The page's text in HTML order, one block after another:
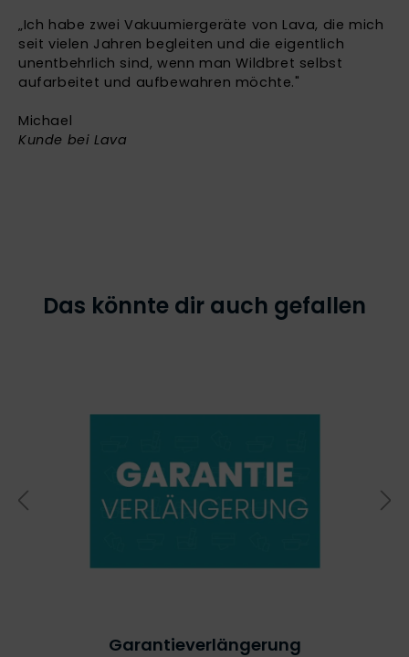
„Ich habe zwei Vakuumiergeräte von Lava, die mich
seit vielen Jahren begleiten und die eigentlich
unentbehrlich sind, wenn man Wildbret selbst
aufarbeitet und aufbewahren möchte."
Michael
Kunde bei Lava
Das könnte dir auch gefallen
Garantieverlängerung